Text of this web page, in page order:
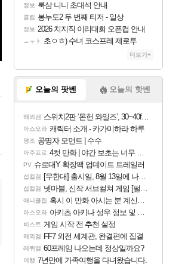
정보 룩삼 니니 초대석 안내
클립 봉누도2 두 번째 티저 - 일상
정보 2026 치지직 이리대회 오픈컵 안내
ㅗㅜㅑ 초ㅇㅎ) 수녀 코스프레 제로투
더보기+
오늘의 팟벤 오늘의 핫벤
해외겜 스위치2판 ‘몬헌 와일즈’, 30~40fps 목표 추정
아스오라 캐릭터 소개 - 카가미하라 하루
명조 공명자 모먼트 | 수수
아주프로 4컷 만화 | 야간 보초는 너무 힘들어
PV 슈로대Y 확장팩 업데이트 트레일러
섭컬겜 [무한대] 출시일, 8월 13일에 나오나
섭컬겜 넷마블, 신작 서브컬쳐 게임 [펄 인 블루] 티저 사이트 오픈
애니클립 혹시 이 만화 아시는 분 계신가요
아스오라 아키츠 아키나 성우 정보 및 주요 필모
비스트 게임 시작 전 추천 설정
해외겜 FF7 외전 세계관, 완결편에 집결
레퀴엠 60프레임 나오는데 정상일까요?
여행 7년만에 가족여행을 다녀왔습니다.